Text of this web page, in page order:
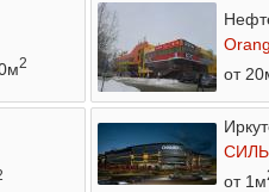
2
от
от 1м